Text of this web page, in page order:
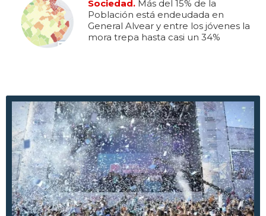
Sociedad. Más del 15% de la
Población está endeudada en
General Alvear y entre los jóvenes la
mora trepa hasta casi un 34%